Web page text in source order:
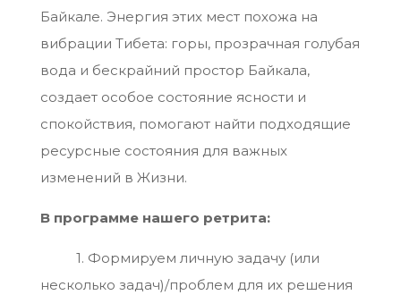
Байкале. Энергия этих мест похожа на
вибрации Тибета: горы, прозрачная голубая
вода и бескрайний простор Байкала,
создает особое состояние ясности и
спокойствия, помогают найти подходящие
ресурсные состояния для важных
изменений в Жизни.
В программе нашего ретрита:
1. Формируем личную задачу (или
несколько задач)/проблем для их решения